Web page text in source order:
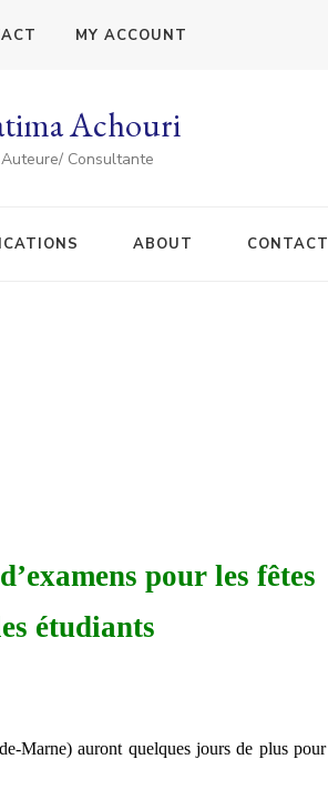
MY ACCOUNT
Achouri
Auteure/ Consultante
ABOUT CONTACT
pour les fêtes
étudiants
Marne) auront quelques jours de plus pour